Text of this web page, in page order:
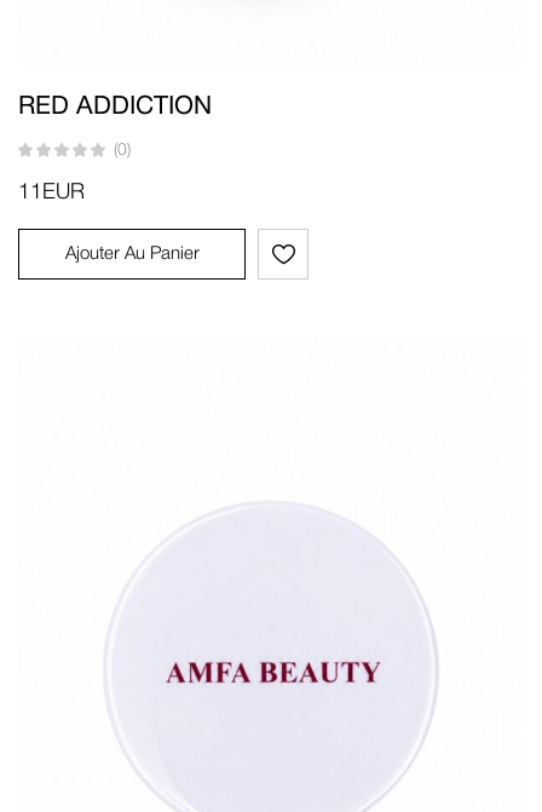
RED ADDICTION
(0)
11 EUR
Ajouter Au Panier